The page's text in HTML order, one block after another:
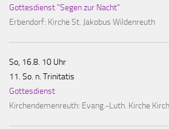
Gottesdienst "Segen zur Nacht"
Erbendorf: Kirche St. Jakobus Wildenreuth
So, 16.8. 10 Uhr
11. So. n. Trinitatis
Gottesdienst
Kirchendemenreuth: Evang.-Luth. Kirche